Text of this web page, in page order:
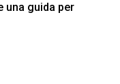
una guida per